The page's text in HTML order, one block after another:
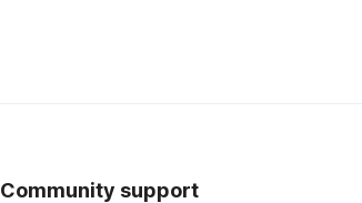
Community support